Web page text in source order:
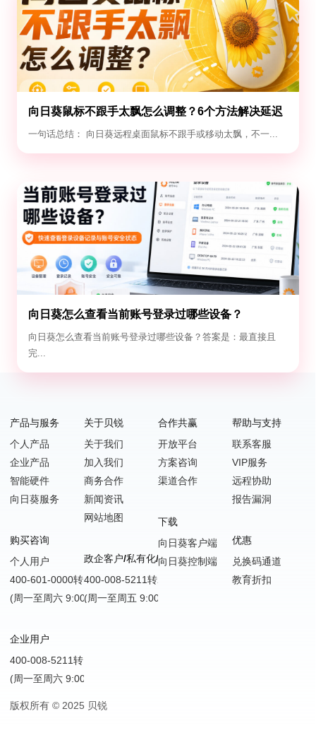
向日葵鼠标不跟手太飘怎么调整？6个方法解决延迟
与漂移
一句话总结： 向日葵远程桌面鼠标不跟手或移动太飘，不一...
向日葵怎么查看当前账号登录过哪些设备？
向日葵怎么查看当前账号登录过哪些设备？答案是：最直接且
完...
产品与服务
个人产品
企业产品
智能硬件
向日葵服务
购买咨询
个人用户
400-601-0000转1
(周一至周六 9:00-18:00)
企业用户
400-008-5211转1
(周一至周六 9:00-18:00)
关于贝锐
关于我们
加入我们
商务合作
新闻资讯
网站地图
政企客户/私有化/SDK嵌入
400-008-5211转2
(周一至周五 9:00-18:00)
合作共赢
开放平台
方案咨询
渠道合作
下载
向日葵客户端
向日葵控制端
帮助与支持
联系客服
VIP服务
远程协助
报告漏洞
优惠
兑换码通道
教育折扣
版权所有 © 2025 贝锐